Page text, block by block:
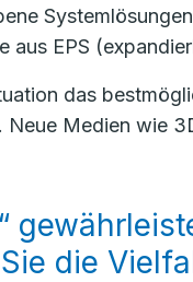
aus EPS
das
Medien wie
die